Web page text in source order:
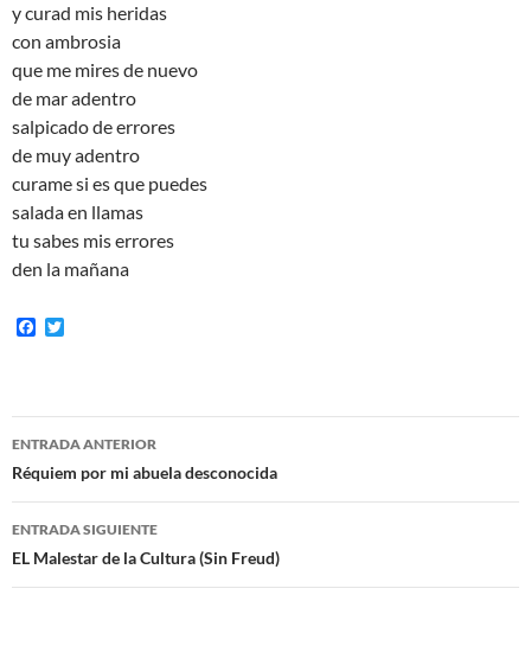
y curad mis heridas
con ambrosia
que me mires de nuevo
de mar adentro
salpicado de errores
de muy adentro
curame si es que puedes
salada en llamas
tu sabes mis errores
den la mañana
F
o
o
e
r
Navegación
de
entradas
ENTRADA ANTERIOR
Réquiem por mi abuela desconocida
ENTRADA SIGUIENTE
EL Malestar de la Cultura (Sin Freud)